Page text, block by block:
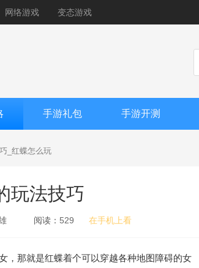
网络游戏 变态游戏
手游礼包 手游开测
_红蝶怎么玩
玩法技巧
阅读： 529 在手机上看
，那就是红蝶着个可以穿越各种地图障碍的女